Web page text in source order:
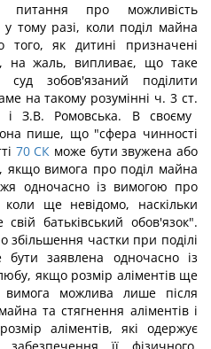
питання про можливість
тому разі, коли поділ майна
того, як дитині призначені
на жаль, випливає, що таке
зобов'язаний поділити
на такому розумінні ч. 3 ст.
і З.В. Ромовська. В своєму
пише, що "сфера чинності
70 СК може бути звужена або
якщо вимога про поділ майна
одночасно із вимогою про
ще невідомо, наскільки
батьківський обов'язок".
частки при поділі
заявлена одночасно із
якщо розмір аліментів ще
можлива лише після
та стягнення аліментів і
аліментів, які одержує